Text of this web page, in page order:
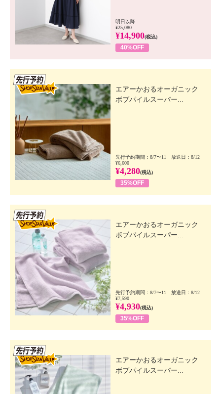
明日以降
¥25,080
¥14,900(税込)
40%OFF
エアーかおるオーガニック
ボブパイルスーパー...
先行予約期間：8/7〜11 放送日：8/12
¥6,600
¥4,280(税込)
35%OFF
エアーかおるオーガニック
ボブパイルスーパー...
先行予約期間：8/7〜11 放送日：8/12
¥7,590
¥4,930(税込)
35%OFF
エアーかおるオーガニック
ボブパイルスーパー...